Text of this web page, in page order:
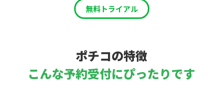
無料トライアル
ポチコの特徴
こんな予約受付にぴったりです